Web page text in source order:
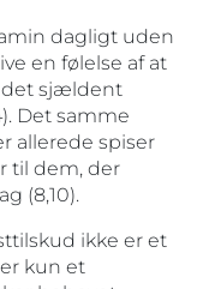
dagligt uden
en følelse af at
det sjældent
Det samme
allerede spiser
til dem, der
(8,10).
ikke er et
kun et